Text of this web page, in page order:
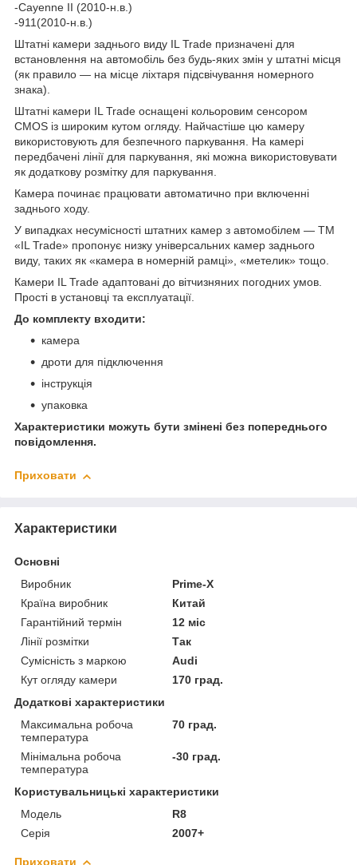
-Cayenne II (2010-н.в.)
-911(2010-н.в.)
Штатні камери заднього виду IL Trade призначені для
встановлення на автомобіль без будь-яких змін у штатні місця
(як правило — на місце ліхтаря підсвічування номерного
знака).
Штатні камери IL Trade оснащені кольоровим сенсором
CMOS із широким кутом огляду. Найчастіше цю камеру
використовують для безпечного паркування. На камері
передбачені лінії для паркування, які можна використовувати
як додаткову розмітку для паркування.
Камера починає працювати автоматично при включенні
заднього ходу.
У випадках несумісності штатних камер з автомобілем — TM
«IL Trade» пропонує низку універсальних камер заднього
виду, таких як «камера в номерній рамці», «метелик» тощо.
Камери IL Trade адаптовані до вітчизняних погодних умов.
Прості в установці та експлуатації.
До комплекту входити:
камера
дроти для підключення
інструкція
упаковка
Характеристики можуть бути змінені без попереднього
повідомлення.
Приховати
Характеристики
Основні
Виробник
Prime-X
Країна виробник
Китай
Гарантійний термін
12 міс
Лінії розмітки
Так
Сумісність з маркою
Audi
Кут огляду камери
170 град.
Додаткові характеристики
Максимальна робоча
температура
70 град.
Мінімальна робоча
температура
-30 град.
Користувальницькі характеристики
Мoдель
R8
Серія
2007+
Приховати